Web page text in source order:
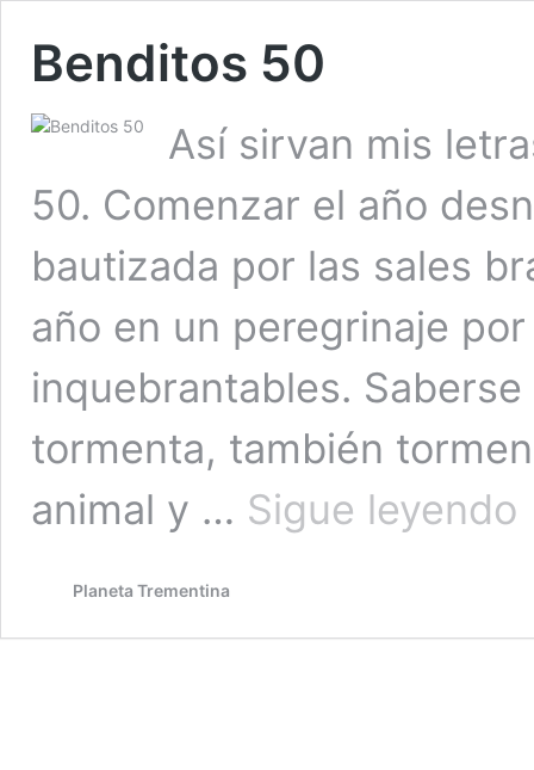
Benditos 50
Así sirvan mis
50. Comenzar el año
bautizada por las sales
año en un peregrinaje
inquebrantables.
tormenta, también
animal y … Sigue leyendo
Planeta Trementina